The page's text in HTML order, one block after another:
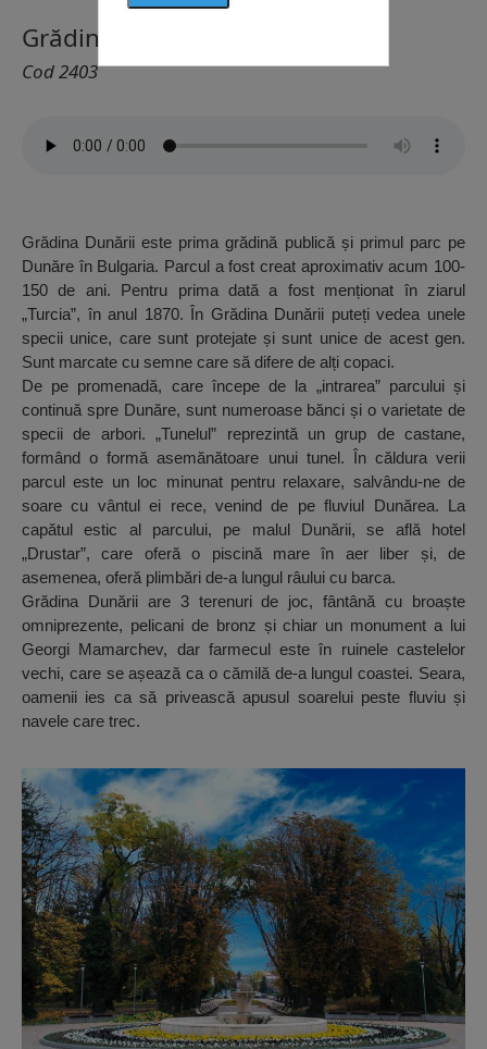
Grădina Dunării, Silistra
Cod 2403
Grădina Dunării este prima grădină publică și primul parc pe
Dunăre în Bulgaria. Parcul a fost creat aproximativ acum 100-
150 de ani. Pentru prima dată a fost menționat în ziarul
„Turcia”, în anul 1870. În Grădina Dunării puteți vedea unele
specii unice, care sunt protejate și sunt unice de acest gen.
Sunt marcate cu semne care să difere de alți copaci.
De pe promenadă, care începe de la „intrarea” parcului și
continuă spre Dunăre, sunt numeroase bănci și o varietate de
specii de arbori. „Tunelul” reprezintă un grup de castane,
formând o formă asemănătoare unui tunel. În căldura verii
parcul este un loc minunat pentru relaxare, salvându-ne de
soare cu vântul ei rece, venind de pe fluviul Dunărea. La
capătul estic al parcului, pe malul Dunării, se află hotel
„Drustar”, care oferă o piscină mare în aer liber și, de
asemenea, oferă plimbări de-a lungul râului cu barca.
Grădina Dunării are 3 terenuri de joc, fântână cu broaște
omniprezente, pelicani de bronz și chiar un monument a lui
Georgi Mamarchev, dar farmecul este în ruinele castelelor
vechi, care se așează ca o cămilă de-a lungul coastei. Seara,
oamenii ies ca să privească apusul soarelui peste fluviu și
navele care trec.